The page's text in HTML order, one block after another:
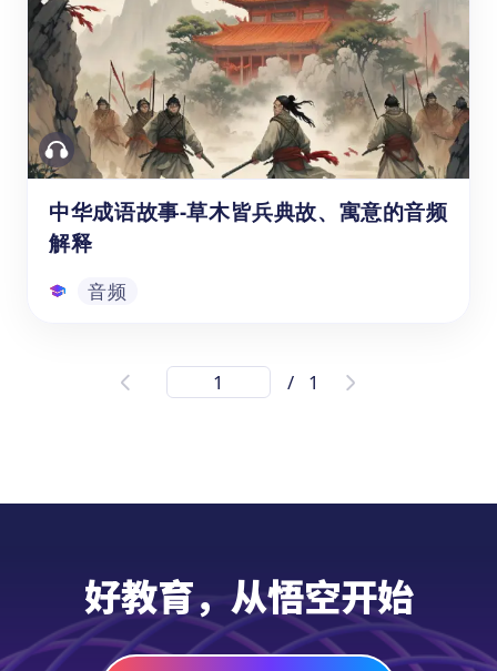
中国成语故事《程门立雪》这个音频学习资
源，可以帮助学前至小学六年级（3-12岁）的
孩子和学生学习中文，了解中国成语"程门立
学"的原意、典故和使用示例。这个音频资源
有助于孩子的培养中文听力技能，跟读技能。
同时激发孩子学中文的兴趣，加深对中文和中
国文化的理解，启发孩子思考。
音频
中华成语故事-草木皆兵典故、寓意的音频
解释
音频
中华成语故事-草木皆兵典故、寓意的音
的理解，培养了批判性思维和反思能力。
/ 1
好教育，从悟空开始